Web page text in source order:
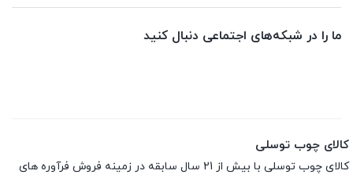
ما را در شبکه‌های اجتماعی دنبال کنید
کالای چوب توسلی
کالای چوب توسلی با بیش از 21 سال سابقه در زمینه فروش فرآوره های